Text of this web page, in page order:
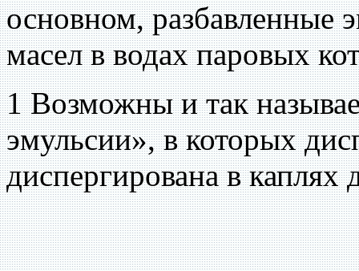
основном, разбавленные
масел в водах паровых
1 Возможны и так
эмульсии», в которых
диспергирована в каплях